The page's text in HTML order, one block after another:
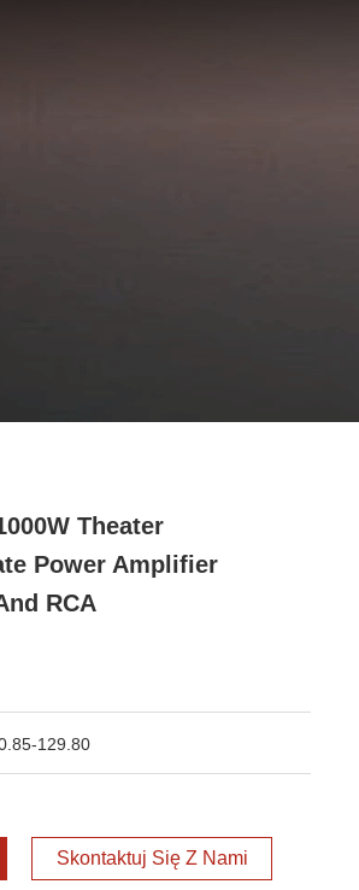
Theater
Power Amplifier
RCA
129.80
Skontaktuj Się Z Nami